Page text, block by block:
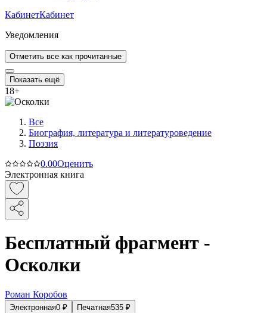
КабинетКабинет
Уведомления
Отметить все как прочитанные
Показать ещё
18+
Все
Биография, литература и литературоведение
Поэзия
0.00Оценить
Электронная книга
Бесплатный фрагмент -
Осколки
Роман Коробов
Электронная0 ₽ Печатная535 ₽